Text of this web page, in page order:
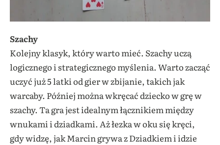
Szachy
Kolejny klasyk, który warto mieć. Szachy uczą
logicznego i strategicznego myślenia. Warto zacząć
uczyć już 5 latki od gier w zbijanie, takich jak
warcaby. Później można wkręcać dziecko w grę w
szachy. Ta gra jest idealnym łącznikiem między
wnukami i dziadkami. Aż łezka w oku się kręci,
gdy widzę, jak Marcin grywa z Dziadkiem i idzie